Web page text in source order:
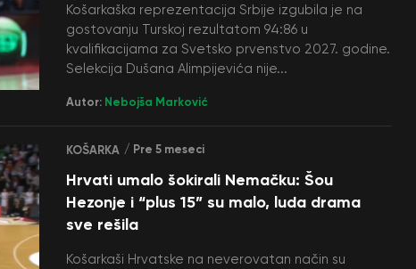
Košarkaška reprezentacija Srbije izgubila je na
gostovanju Turskoj rezultatom 94:86 u
kvalifikacijama za Svetsko prvenstvo 2027. godine.
Selekcija Dušana Alimpijevića nije...
Autor: Nebojša Marković
KOŠARKA / Pre 5 meseci
Hrvati umalo šokirali Nemačku: Šou
Hezonje i “plus 15” su malo, luda drama
sve rešila
Košarkaši Hrvatske na neverovatan način su